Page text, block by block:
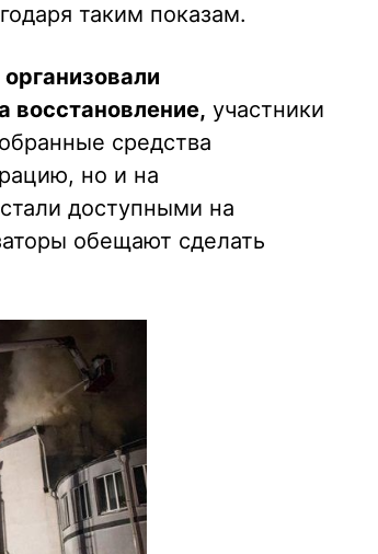
таким показам.
организовали
восстановление, участники
средства
но и на
доступными на
обещают сделать